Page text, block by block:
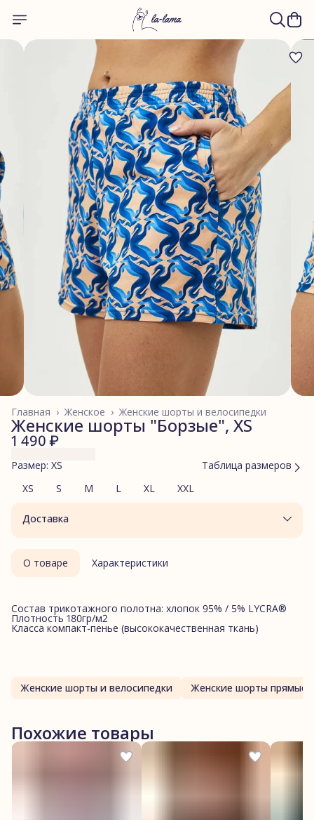
Женские шорты и велосипедки
Женское ›
Главная ›
Женские шорты "Борзые", XS
1 490 ₽
Размер: XS
Таблица размеров
XS
S M L XL XXL
Доставка
О товаре Характеристики
Состав трикотажного полотна: хлопок 95% / 5% LYCRA®
Плотность 180гр/м2
Класса компакт-пенье (высококачественная ткань)
Женские шорты и велосипедки Женские шорты прямые
Похожие товары